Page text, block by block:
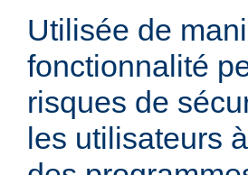
Utilisée de
fonctionnalité
risques de
les utilisateurs